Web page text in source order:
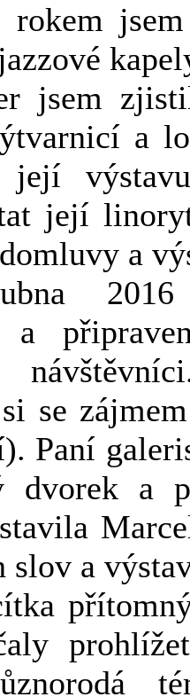
rokem
jsem
a
její
její
a
a
se
Paní
dvorek a
slov a